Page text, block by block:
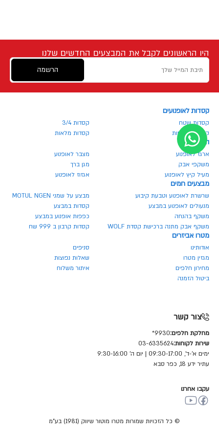
היו הראשונים לקבל את המבצעים החדשים שלנו
הרשמה
קסדות לאופנועים
קסדות שטח
קסדות 3/4
קסדות נפתחות
קסדות מלאות
הכל לרוכב
ארגז לאופנוע
מצבר לאופנוע
משקפי אבק
מגן ברך
מעיל קיץ לאופנוע
אגזוז לאופנוע
מבצעים חמים
שרשרת לאופנוע וטבעת קיבוע
מבצע על שמני MOTUL NGEN
מנעולים לאופנוע במבצע
קסדות במבצע
משקף בהנחה
כפפות אופנוע במבצע
משקף אבק מתנה ברכישת קסדת WOLF
קסדות קרבון ב 999 שח
מטרו אביזרים
אודותינו
סניפים
מגזין מטרו
שאלות נפוצות
מחירון חלפים
איתור משלוח
ביטול הזמנה
צור קשר
מחלקת חלפים:9930*
שירות לקוחות:03-6335624
ימים א'-ד', 09:30-17:00 | יום ה' 9:30-16:00
עתיר ידע 18, כפר סבא
עקבו אחרנו
© כל הזכויות שמורות מטרו מוטור שיווק (1981) בע"מ